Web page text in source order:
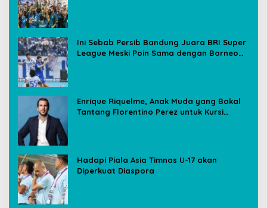
Ini Sebab Persib Bandung Juara BRI Super
League Meski Poin Sama dengan Borneo
Enrique Riquelme, Anak Muda yang Bakal
Tantang Florentino Perez untuk Kursi
Hadapi Piala Asia Timnas U-17 akan
Diperkuat Diaspora